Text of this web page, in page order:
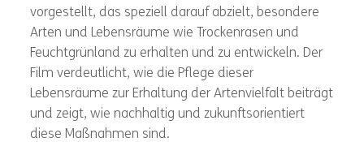
vorgestellt, das speziell darauf abzielt, besondere
Arten und Lebensräume wie Trockenrasen und
Feuchtgrünland zu erhalten und zu entwickeln. Der
Film verdeutlicht, wie die Pflege dieser
Lebensräume zur Erhaltung der Artenvielfalt beiträgt
und zeigt, wie nachhaltig und zukunftsorientiert
diese Maßnahmen sind.